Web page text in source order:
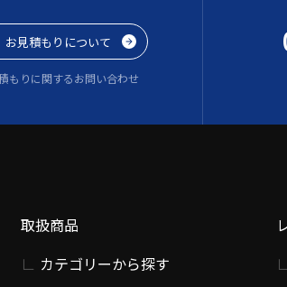
お見積もりについて
もりに関するお問い合わせ
取扱商品
カテゴリーから探す